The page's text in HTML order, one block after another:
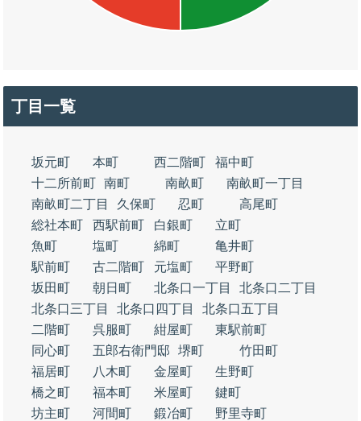
丁目一覧
坂元町 本町 西二階町
福中町
十二所前町 南町 南畝町
南畝町一丁目
南畝町二丁目
久保町 忍町
高尾町
総社本町
西駅前町 白銀町
立町
魚町
塩町 綿町
亀井町
駅前町
古二階町 元塩町
平野町
坂田町
朝日町 北条口一丁目
北条口二丁目
北条口三丁目
北条口四丁目
北条口五丁目
二階町
呉服町 紺屋町
東駅前町
同心町
五郎右衛門邸 堺町
竹田町
福居町
八木町 金屋町
生野町
橋之町
福本町 米屋町
鍵町
坊主町
河間町 鍛冶町
野里寺町